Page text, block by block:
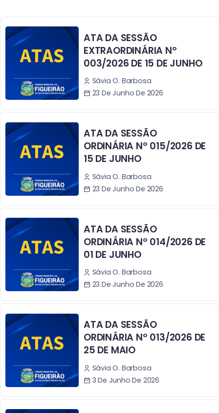
ATA DA SESSÃO
EXTRAORDINÁRIA Nº
003/2026 DE 15 DE JUNHO
Sávia O. Barbosa
23 De Junho De 2026
ATA DA SESSÃO
ORDINÁRIA Nº 015/2026 DE
15 DE JUNHO
Sávia O. Barbosa
23 De Junho De 2026
ATA DA SESSÃO
ORDINÁRIA Nº 014/2026 DE
01 DE JUNHO
Sávia O. Barbosa
23 De Junho De 2026
ATA DA SESSÃO
ORDINÁRIA Nº 013/2026 DE
25 DE MAIO
Sávia O. Barbosa
3 De Junho De 2026